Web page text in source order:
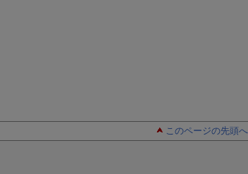
このページの先頭へ